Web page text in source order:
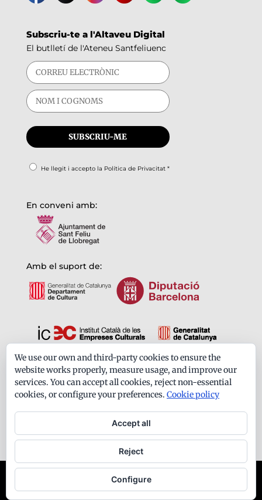
Subscriu-te a l'Altaveu Digital
El butlletí de l'Ateneu Santfeliuenc
He llegit i accepto la Política de Privacitat*
En conveni amb:
Amb el suport de:
Formem part de:
Ateneu Santfeliuenc - Tots els drets reservats -
Avís legal-Política de privacitat
We use our own and third-party cookies to ensure the
website works properly, measure usage, and improve our
services. You can accept all cookies, reject non-essential
cookies, or configure your preferences. Cookie policy
Accept all
Reject
Configure